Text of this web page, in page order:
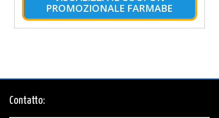
PROMOZIONALE FARMABE
Contatto: